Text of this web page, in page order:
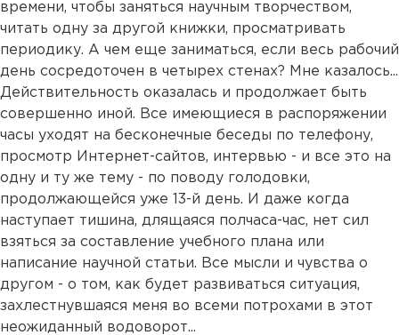
времени, чтобы заняться научным творчеством,
читать одну за другой книжки, просматривать
периодику. А чем еще заниматься, если весь рабочий
день сосредоточен в четырех стенах? Мне казалось...
Действительность оказалась и продолжает быть
совершенно иной. Все имеющиеся в распоряжении
часы уходят на бесконечные беседы по телефону,
просмотр Интернет-сайтов, интервью - и все это на
одну и ту же тему - по поводу голодовки,
продолжающейся уже 13-й день. И даже когда
наступает тишина, длящаяся полчаса-час, нет сил
взяться за составление учебного плана или
написание научной статьи. Все мысли и чувства о
другом - о том, как будет развиваться ситуация,
захлестнувшаяся меня во всеми потрохами в этот
неожиданный водоворот...